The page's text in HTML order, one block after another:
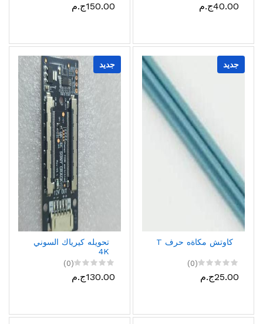
40.00ج.م 150.00ج.م
جديد
كاوتش مكاةه حرف T
(0)
25.00ج.م
جديد
تحويله كيرياك السوني
4K
(0)
130.00ج.م